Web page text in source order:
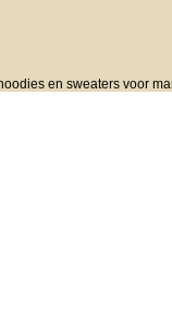
en sweaters voor